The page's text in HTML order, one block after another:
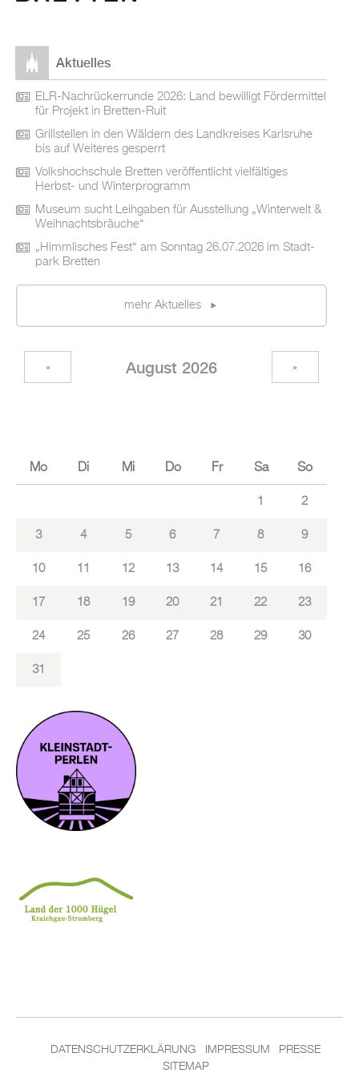
Ak­tu­el­les
ELR-Nach­rü­ck­er­run­de 2026: Land be­wil­ligt För­der­mit­tel
für Pro­jekt in Brett­en-Ruit
Grill­stel­len in den Wäl­dern des Land­krei­ses Karls­ru­he
bis auf Wei­te­res ge­sperrt
Volks­hoch­schu­le Brett­en ver­öf­fent­licht viel­fäl­ti­ges
Herbst- und Win­ter­pro­gramm
Mu­se­um sucht Leih­ga­ben für Aus­stel­lung „Win­ter­welt &
Weih­nachts­bräu­che“
„Himm­li­sches Fest“ am Sonn­tag 26.07.2026 im Stadt­
park Brett­en
mehr Ak­tu­el­les
Au­gust 2026
« »
Mo Di Mi Do Fr Sa So
1 2
3 4 5 6 7 8 9
10 11 12 13 14 15 16
17 18 19 20 21 22 23
24 25 26 27 28 29 30
31
DA­TEN­SCHUT­Z­ER­KLÄ­RUNG IM­PRES­SUM
PRES­SE
SITEMAP